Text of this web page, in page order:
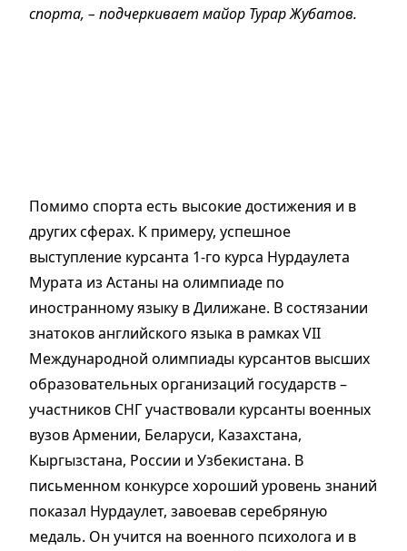
спорта, – подчеркивает майор Турар Жубатов.
Помимо спорта есть высокие достижения и в
других сферах. К примеру, успешное
выступление курсанта 1-го курса Нурдаулета
Мурата из Астаны на олимпиаде по
иностранному языку в Дилижане. В состязании
знатоков английского языка в рамках VII
Международной олимпиады курсантов высших
образовательных организаций государств –
участников СНГ участвовали курсанты военных
вузов Армении, Беларуси, Казахстана,
Кыргызстана, России и Узбекистана. В
письменном конкурсе хороший уровень знаний
показал Нурдаулет, завоевав серебряную
медаль. Он учится на военного психолога и в